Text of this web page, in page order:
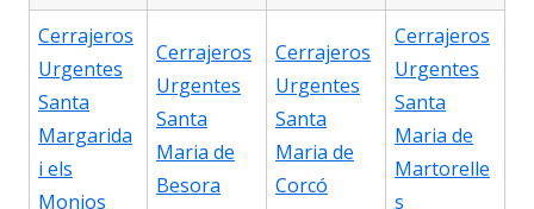
Cerrajeros
Urgentes
Santa
Margarida
i els
Monjos
Cerrajeros
Urgentes
Santa
Maria de
Besora
Cerrajeros
Urgentes
Santa
Maria de
Corcó
Cerrajeros
Urgentes
Santa
Maria de
Martorelle
s